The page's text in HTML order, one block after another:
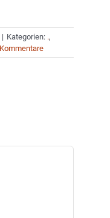
| Kategorien: .,